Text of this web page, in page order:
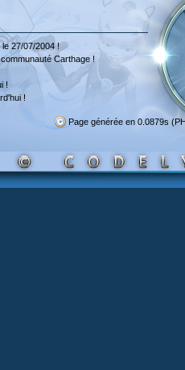
27/07/2004 !
Carthage !
!
!
Page générée en 0.0879s